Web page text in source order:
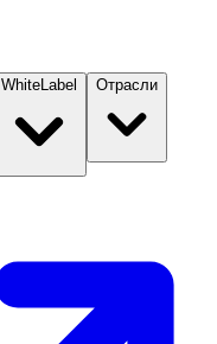
WhiteLabel Отрасли